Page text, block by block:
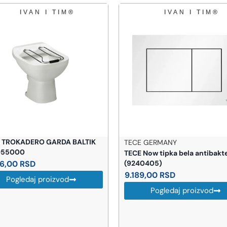
tipka bela antibakterijska
RSD
Pogledaj proizvod
RUBICER
Keramičke pločice Scavatto
60x120cm – mat
3.979,00RSD
2.387,40RSD AKCIJA